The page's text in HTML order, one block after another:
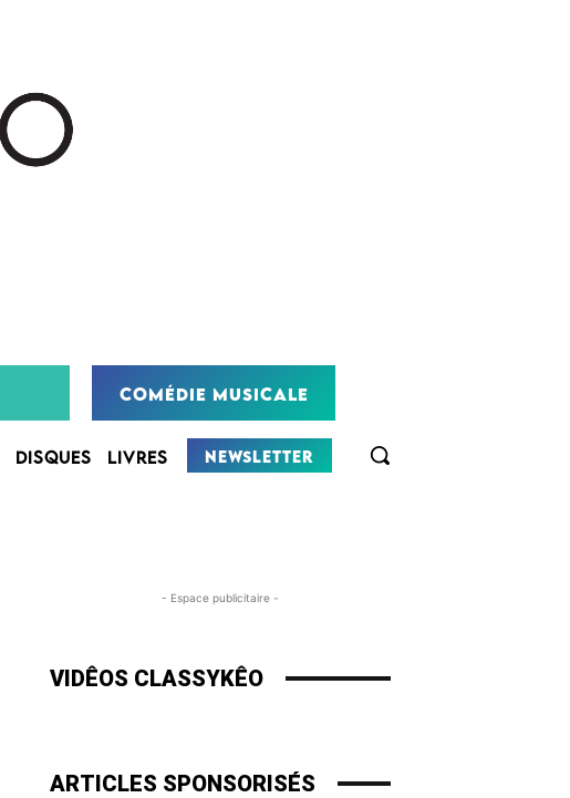
COMÉDIE MUSICALE
DISQUES LIVRES NEWSLETTER
- Espace publicitaire -
VIDÊOS CLASSYKÊO
ARTICLES SPONSORISÉS